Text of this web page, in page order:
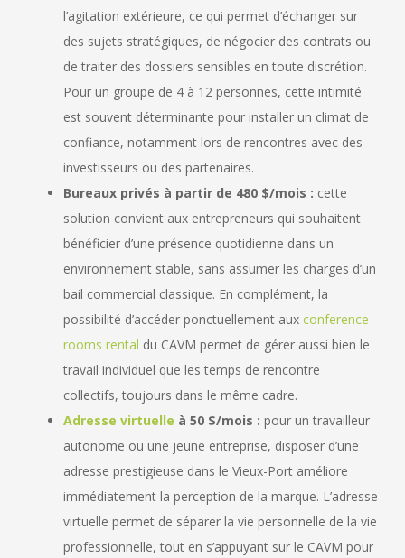
l’agitation extérieure, ce qui permet d’échanger sur
des sujets stratégiques, de négocier des contrats ou
de traiter des dossiers sensibles en toute discrétion.
Pour un groupe de 4 à 12 personnes, cette intimité
est souvent déterminante pour installer un climat de
confiance, notamment lors de rencontres avec des
investisseurs ou des partenaires.
Bureaux privés à partir de 480 $/mois : cette
solution convient aux entrepreneurs qui souhaitent
bénéficier d’une présence quotidienne dans un
environnement stable, sans assumer les charges d’un
bail commercial classique. En complément, la
possibilité d’accéder ponctuellement aux conference
rooms rental du CAVM permet de gérer aussi bien le
travail individuel que les temps de rencontre
collectifs, toujours dans le même cadre.
Adresse virtuelle à 50 $/mois : pour un travailleur
autonome ou une jeune entreprise, disposer d’une
adresse prestigieuse dans le Vieux-Port améliore
immédiatement la perception de la marque. L’adresse
virtuelle permet de séparer la vie personnelle de la vie
professionnelle, tout en s’appuyant sur le CAVM pour